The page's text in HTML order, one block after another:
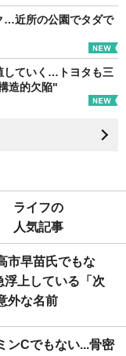
…近所の公園でタダで
していく…トヨタも三
造的欠陥"
ライフの
人気記事
市早苗氏でもな
浮上している「次
外な名前
ンCでもない...骨密